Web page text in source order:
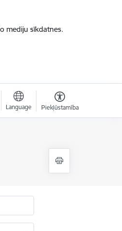
mediju sīkdatnes.
Language Piekļūstamība